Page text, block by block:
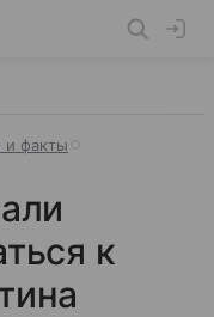
и факты
к